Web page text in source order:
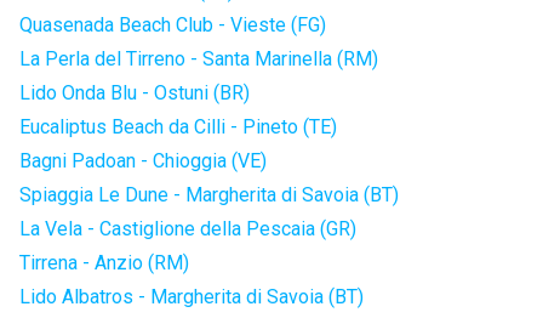
Quasenada Beach Club - Vieste (FG)
La Perla del Tirreno - Santa Marinella (RM)
Lido Onda Blu - Ostuni (BR)
Eucaliptus Beach da Cilli - Pineto (TE)
Bagni Padoan - Chioggia (VE)
Spiaggia Le Dune - Margherita di Savoia (BT)
La Vela - Castiglione della Pescaia (GR)
Tirrena - Anzio (RM)
Lido Albatros - Margherita di Savoia (BT)